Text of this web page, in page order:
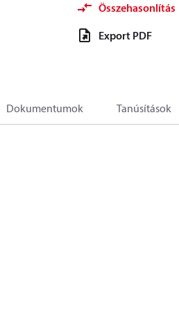
Összehasonlítás
Export PDF
Dokumentumok Tanúsítások